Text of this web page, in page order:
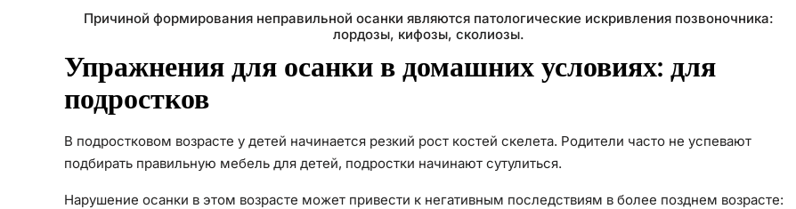
Причиной формирования неправильной осанки являются патологические искривления позвоночника:
лордозы, кифозы, сколиозы.
Упражнения для осанки в домашних условиях: для
подростков
В подростковом возрасте у детей начинается резкий рост костей скелета. Родители часто не успевают
подбирать правильную мебель для детей, подростки начинают сутулиться.
Нарушение осанки в этом возрасте может привести к негативным последствиям в более позднем возрасте: